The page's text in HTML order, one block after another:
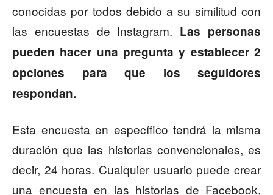
conocidas por todos debido a su similitud con
las encuestas de Instagram. Las personas
pueden hacer una pregunta y establecer 2
opciones para que los seguidores
respondan.
Esta encuesta en específico tendrá la misma
duración que las historias convencionales, es
decir, 24 horas. Cualquier usuario puede crear
una encuesta en las historias de Facebook,